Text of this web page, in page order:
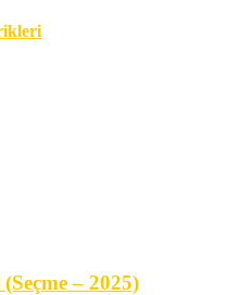
– 2025)